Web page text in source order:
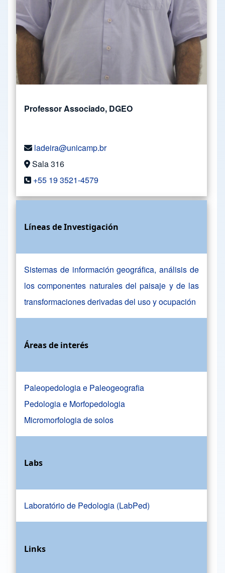
Professor Associado, DGEO
ladeira@unicamp.br
Sala 316
+55 19 3521-4579
Líneas de Investigación
Sistemas de información geográfica, análisis de
los componentes naturales del paisaje y de las
transformaciones derivadas del uso y ocupación
Áreas de interés
Paleopedologia e Paleogeografia
Pedologia e Morfopedologia
Micromorfologia de solos
Labs
Laboratório de Pedologia (LabPed)
Links